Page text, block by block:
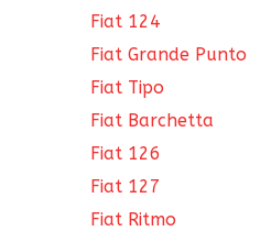
Fiat 124
Fiat Grande Punto
Fiat Tipo
Fiat Barchetta
Fiat 126
Fiat 127
Fiat Ritmo